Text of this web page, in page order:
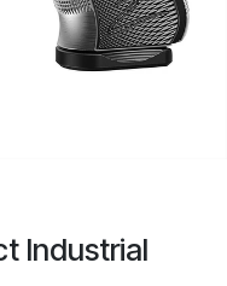
Industrial